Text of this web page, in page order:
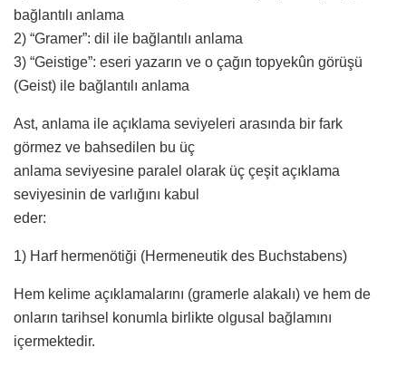
bağlantılı anlama
2) “Gramer”: dil ile bağlantılı anlama
3) “Geistige”: eseri yazarın ve o çağın topyekûn görüşü
(Geist) ile bağlantılı anlama
Ast, anlama ile açıklama seviyeleri arasında bir fark
görmez ve bahsedilen bu üç
anlama seviyesine paralel olarak üç çeşit açıklama
seviyesinin de varlığını kabul
eder:
1) Harf hermenötiği (Hermeneutik des Buchstabens)
Hem kelime açıklamalarını (gramerle alakalı) ve hem de
onların tarihsel konumla birlikte olgusal bağlamını
içermektedir.